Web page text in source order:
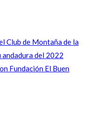
Club de Montaña de la
andadura del 2022
Fundación El Buen